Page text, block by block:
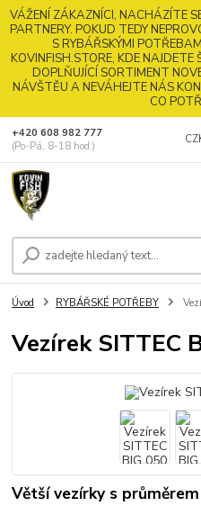
VÁŽENÍ ZÁKAZNÍCI, NACHÁZÍTE
PARTNERY. POKUD TEDY
S RYBÁŘSKÝMI
KOVINFISH.STORE, KDE
DOPLŇUJÍCÍ SORTIMENT
NÁVŠTĚU A NEVÁHEJTE NÁS
CO
+420 608 982 777
(Po-Pá, 8-18 hod.)
Úvod RYBÁŘSKÉ POTŘEBY
Vezírek SITTEC
Větší vezírky s